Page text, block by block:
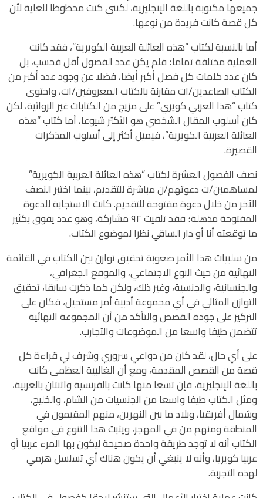
جميعها مكتوبة باللغة الإنجليزية، لكنني كنت محظوظا للغاية لأن
كل قصة كانت فريدة من نوعها.
أما بالنسبة لكتاب “هذه العائلة العربية الكويرية”، فقد كانت
العملية مختلفة تماما؛ فلم يكن عدد الفصول أقل فحسب، بل
كان عدد كلمات كل فصل أكبر أيضا، فضلا عن وجود عدد أكبر من
الكتاب الصاعدين/ات مقارنة بالكتاب المعروفين/ات، واحتوى
كتاب “هذا العربي كويري” على مزيج من الكتابات غير الروائية، لكن
كان أسلوب المقال الشخصي هو الأكثر شيوعا، أما كتاب “هذه
العائلة العربية الكويرية”، فيميل أكثر إلى أسلوب المذكرات
القصيرة.
نصف الفصول العشرة لكتاب “هذه العائلة العربية الكويرية”
لمساهمين/ت دعوتهم/ن مباشرة للتقديم، بينما اختير النصف
الآخر من خلال دعوة مفتوحة للتقديم. كانت الاستجابة للدعوة
المفتوحة مذهلة؛ فقد تلقيت ٩٢ مشاركة، وهو عدد يفوق بكثير
ما توقعته أنا أو دار الساقي نظرا لموضوع الكتاب.
من سلبيات هذا الأمر صعوبة تحقيق توازن بين الكتاب في القائمة
النهائية من حيث النوع الاجتماعي، والموقع الجغرافي،
والجنسانية، والجنسية، وغير ذلك، ولكن كما ذكرت سابقا، تحقيق
التوازن المثالي في أي مجموعة أدبية أمر مستحيل، فكان علي
التركيز على جودة القصص والتأكد من أن المجموعة النهائية
تتضمن طيفا واسعا من الموضوعات والتجارب.
على أي حال، لقد كان من دواعي سروري وشرف لي قراءة كل
قصة من القصص المقدمة، ومع أن الغالبية العظمى كانت
باللغة الإنجليزية، فإن تسعا منها كانت بالفرنسية واثنتان بالعربية،
ومثل الكتاب طيفا واسعا من الجنسيات من الشام، والخليج،
وشمال أفريقيا، وبلاد ما بين النهرين، منهم المقيمون في
المنطقة ومنهم من في المهجر، ويثبت هذا التنوع في مواقع
الكتاب أنه لا توجد طريقة واحدة صحيحة ليكون بها المرء عربيا أو
عربيا كويريا، وأنه لا ينبغي أن يكون هناك أي تسلسل هرمي
لهذه التجربة.